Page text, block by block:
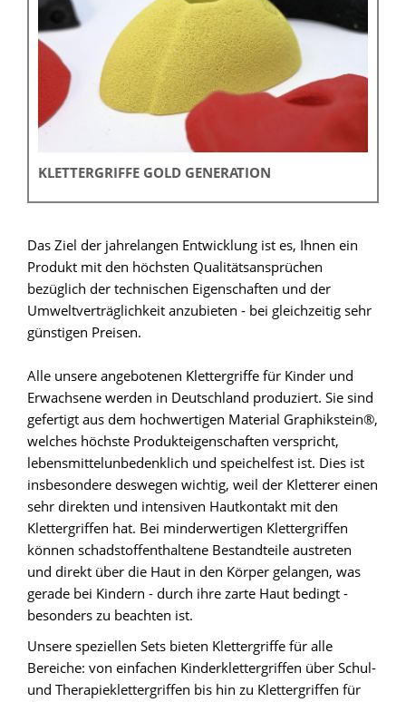
KLETTERGRIFFE GOLD GENERATION
Das Ziel der jahrelangen Entwicklung ist es, Ihnen ein
Produkt mit den höchsten Qualitätsansprüchen
bezüglich der technischen Eigenschaften und der
Umweltverträglichkeit anzubieten - bei gleichzeitig sehr
günstigen Preisen.
Alle unsere angebotenen Klettergriffe für Kinder und
Erwachsene werden in Deutschland produziert. Sie sind
gefertigt aus dem hochwertigen Material Graphikstein®,
welches höchste Produkteigenschaften verspricht,
lebensmittelunbedenklich und speichelfest ist. Dies ist
insbesondere deswegen wichtig, weil der Kletterer einen
sehr direkten und intensiven Hautkontakt mit den
Klettergriffen hat. Bei minderwertigen Klettergriffen
können schadstoffenthaltene Bestandteile austreten
und direkt über die Haut in den Körper gelangen, was
gerade bei Kindern - durch ihre zarte Haut bedingt -
besonders zu beachten ist.
Unsere speziellen Sets bieten Klettergriffe für alle
Bereiche: von einfachen Kinderklettergriffen über Schul-
und Therapieklettergriffen bis hin zu Klettergriffen für